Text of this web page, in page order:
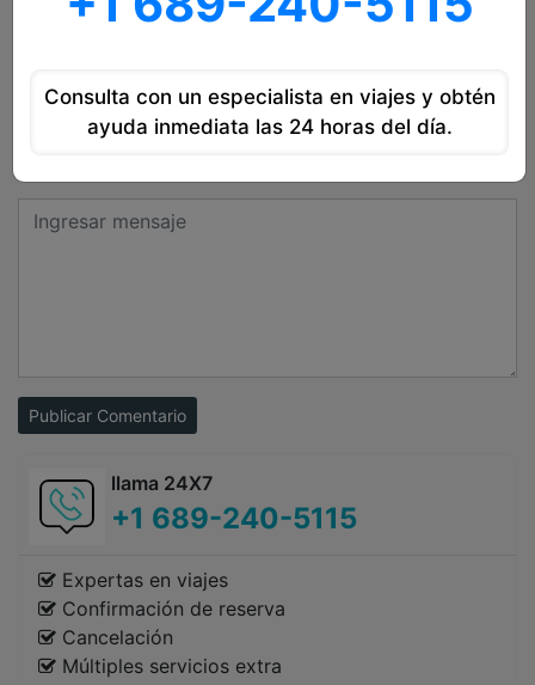
Publicar Comentario
llama 24X7
+1 689-240-5115
Expertas en viajes
Confirmación de reserva
Cancelación
Múltiples servicios extra
Consulta con un especialista en viajes y obtén
ayuda inmediata las 24 horas del día.